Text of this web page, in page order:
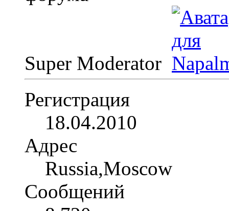
Super Moderator
Регистрация
18.04.2010
Адрес
Russia,Moscow
Сообщений